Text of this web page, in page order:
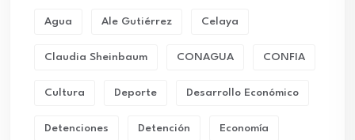
Agua Ale Gutiérrez Celaya
Claudia Sheinbaum CONAGUA CONFIA
Cultura Deporte Desarrollo Económico
Detenciones Detención Economía